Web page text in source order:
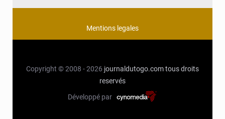
Mentions legales
Copyright © 2008 - 2026 journaldutogo.comtous droits
reservés
Développé par